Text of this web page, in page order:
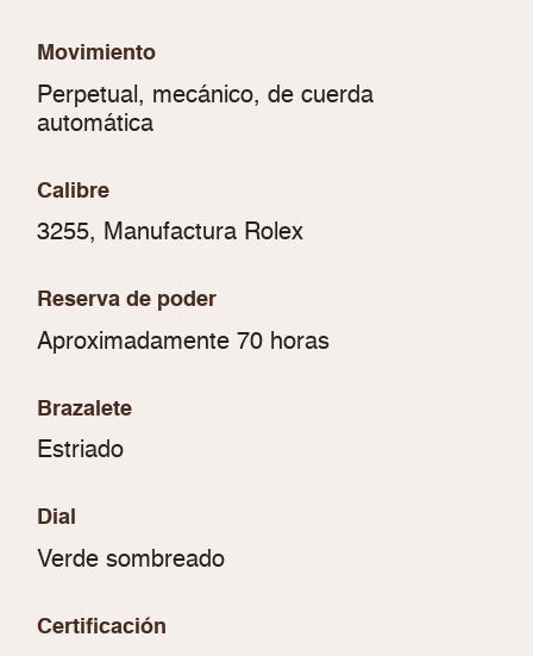
Movimiento
Perpetual, mecánico, de cuerda
automática
Calibre
3255, Manufactura Rolex
Reserva de poder
Aproximadamente 70 horas
Brazalete
Estriado
Dial
Verde sombreado
Certificación